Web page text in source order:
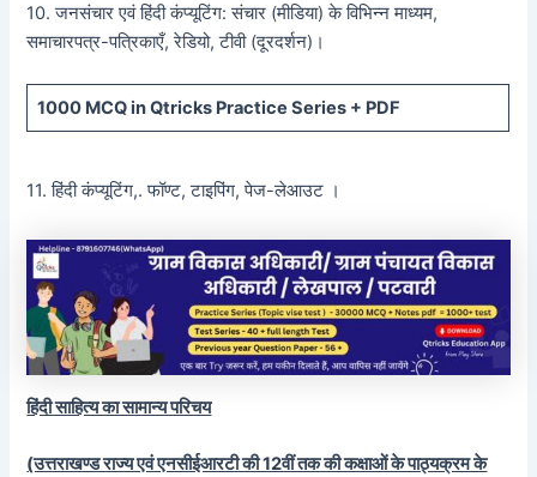
10. जनसंचार एवं हिंदी कंप्यूटिंग: संचार (मीडिया) के विभिन्न माध्यम,
समाचारपत्र-पत्रिकाएँ, रेडियो, टीवी (दूरदर्शन)।
1000 MCQin Qtricks Practice Series + PDF
11. हिंदी कंप्यूटिंग,. फॉण्ट, टाइपिंग, पेज-लेआउट ।
हिंदी साहित्य का सामान्य परिचय
(उत्तराखण्ड राज्य एवं एनसीईआरटी की 12वीं तक की कक्षाओं के पाठ्यक्रम के